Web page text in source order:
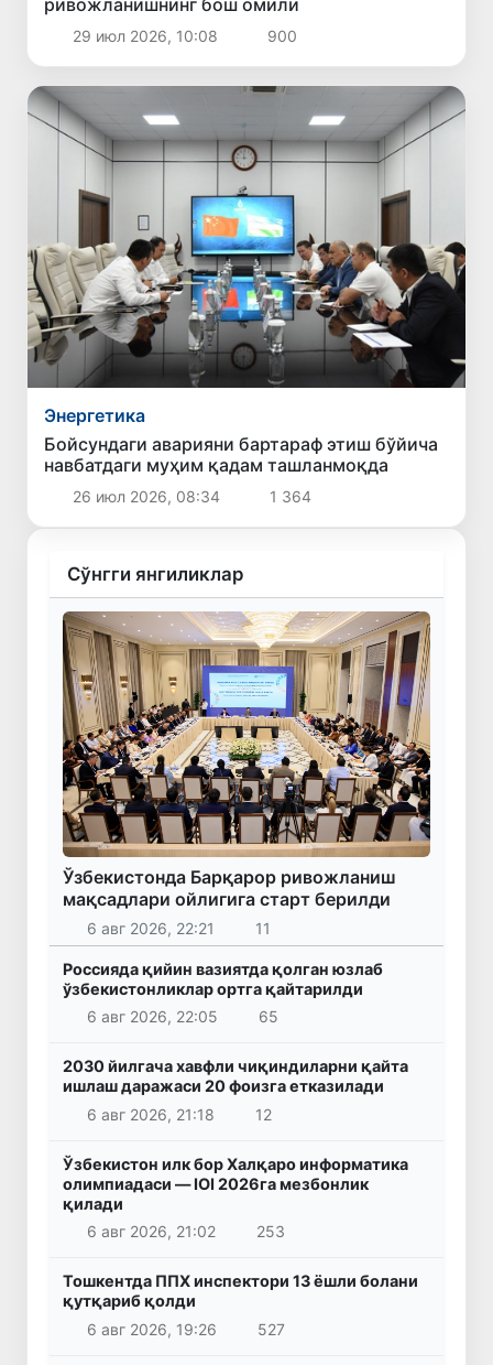
ривожланишнинг бош омили
29 июл 2026, 10:08 900
Энергетика
Бойсундаги аварияни бартараф этиш бўйича
навбатдаги муҳим қадам ташланмоқда
26 июл 2026, 08:34 1 364
Сўнгги янгиликлар
Ўзбекистонда Барқарор ривожланиш
мақсадлари ойлигига старт берилди
6 авг 2026, 22:21 11
Россияда қийин вазиятда қолган юзлаб
ўзбекистонликлар ортга қайтарилди
6 авг 2026, 22:05
65
2030 йилгача хавфли чиқиндиларни қайта
ишлаш даражаси 20 фоизга етказилади
6 авг 2026, 21:18
12
Ўзбекистон илк бор Халқаро информатика
олимпиадаси — IOI 2026га мезбонлик
қилади
6 авг 2026, 21:02
253
Тошкентда ППХ инспектори 13 ёшли болани
қутқариб қолди
6 авг 2026, 19:26
527